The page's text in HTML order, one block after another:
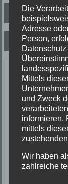
TH1
Letzte
ABC-1, Ölspur
23/06/2026
Ölspur
Einsatzort:
TH 2
Verkehrsunfall
Einsatzort:
Die
Adresse
Person,
Mittels
und Zweck
informieren.
mittels
Wir haben
zahlreiche